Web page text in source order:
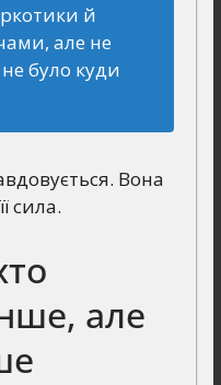
й
але не
було куди
Вона
сила.
але